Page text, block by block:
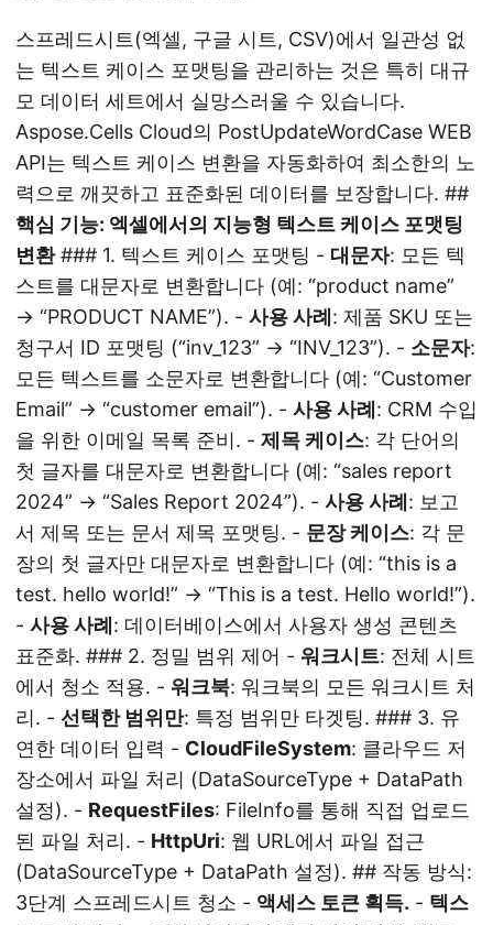
스프레드시트(엑셀, 구글 시트, CSV)에서 일관성 없
는 텍스트 케이스 포맷팅을 관리하는 것은 특히 대규
모 데이터 세트에서 실망스러울 수 있습니다.
Aspose.Cells Cloud의 PostUpdateWordCase WEB
API는 텍스트 케이스 변환을 자동화하여 최소한의 노
력으로 깨끗하고 표준화된 데이터를 보장합니다. ##
핵심 기능: 엑셀에서의 지능형 텍스트 케이스 포맷팅
변환### 1. 텍스트 케이스 포맷팅 - 대문자: 모든 텍
스트를 대문자로 변환합니다 (예: “product name”
→ “PRODUCT NAME”). - 사용 사례 : 제품 SKU 또는
청구서 ID 포맷팅 (“inv_123” → “INV_123”). - 소문자:
모든 텍스트를 소문자로 변환합니다 (예: “Customer
Email” → “customer email”). - 사용 사례 : CRM 수입
을 위한 이메일 목록 준비. - 제목 케이스: 각 단어의
첫 글자를 대문자로 변환합니다 (예: “sales report
2024” → “Sales Report 2024”). - 사용 사례 : 보고
서 제목 또는 문서 제목 포맷팅. - 문장 케이스: 각 문
장의 첫 글자만 대문자로 변환합니다 (예: “this is a
test. hello world!” → “This is a test. Hello world!”).
- 사용 사례 : 데이터베이스에서 사용자 생성 콘텐츠
표준화. ### 2. 정밀 범위 제어 - 워크시트: 전체 시트
에서 청소 적용. - 워크북: 워크북의 모든 워크시트 처
리. - 선택한 범위만: 특정 범위만 타겟팅. ### 3. 유
연한 데이터 입력 - CloudFileSystem: 클라우드 저
장소에서 파일 처리 (DataSourceType + DataPath
설정). - RequestFiles: FileInfo를 통해 직접 업로드
된 파일 처리. - HttpUri: 웹 URL에서 파일 접근
(DataSourceType + DataPath 설정). ## 작동 방식:
3단계 스프레드시트 청소 - 액세스 토큰 획득. - 텍스